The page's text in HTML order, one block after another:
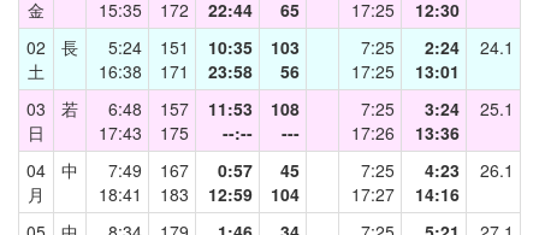
金
15:35
172
22:44
65
17:25
12:30
02
土
長
5:24
16:38
151
171
10:35
23:58
103
56
7:25
17:25
2:24
13:01
24.1
03
日
若
6:48
17:43
157
175
11:53
--:--
108
---
7:25
17:26
3:24
13:36
25.1
04
月
中
7:49
18:41
167
183
0:57
12:59
45
104
7:25
17:27
4:23
14:16
26.1